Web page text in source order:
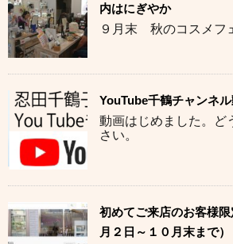
内はにぎやか
９月末 秋のコスメフ
YouTube千鶴チャンネ
動画はじめました。ど
さい。
初めてご来店のお客様
月２日～１０月末まで）